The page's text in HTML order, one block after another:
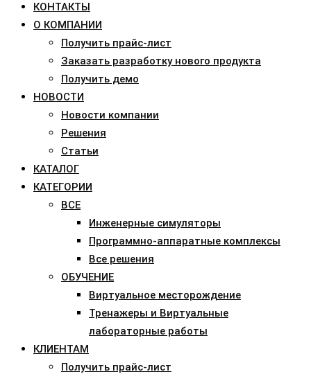
КОНТАКТЫ
О КОМПАНИИ
Получить прайс-лист
Заказать разработку нового продукта
Получить демо
НОВОСТИ
Новости компании
Решения
Статьи
КАТАЛОГ
КАТЕГОРИИ
ВСЕ
Инженерные симуляторы
Программно-аппаратные комплексы
Все решения
ОБУЧЕНИЕ
Виртуальное месторождение
Тренажеры и Виртуальные
лабораторные работы
КЛИЕНТАМ
Получить прайс-лист